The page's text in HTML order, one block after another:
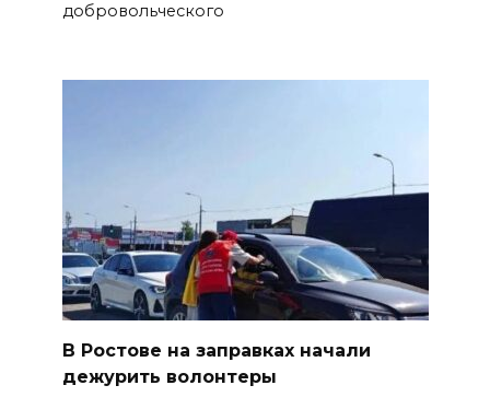
добровольческого
В Ростове на заправках начали
дежурить волонтеры